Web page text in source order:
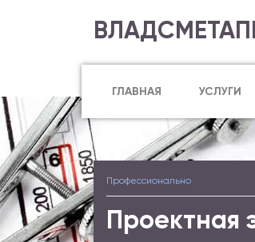
ГЛАВНАЯ УСЛУГИ
Профессионально
Проектная